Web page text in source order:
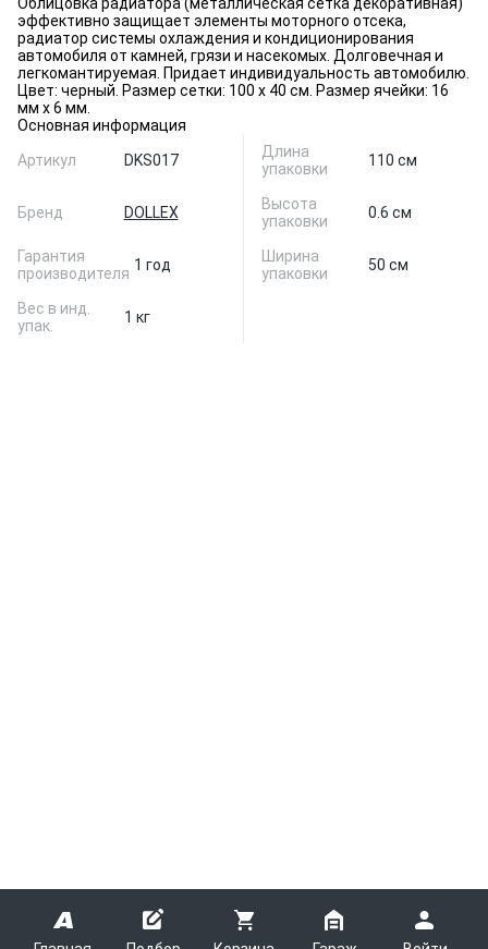
эффективно защищает элементы моторного отсека,
радиатор системы охлаждения и кондиционирования
автомобиля от камней, грязи и насекомых. Долговечная и
легкомантируемая. Придает индивидуальность автомобилю.
Цвет: черный. Размер сетки: 100 х 40 см. Размер ячейки: 16
мм х 6 мм.
Основная информация
Артикул
DKS017
Бренд DOLLEX
Гарантия
производителя 1 год
Вес в инд.
упак.
1 кг
Длина
упаковки
110 см
Высота
упаковки
0.6 см
Ширина
упаковки
50 см